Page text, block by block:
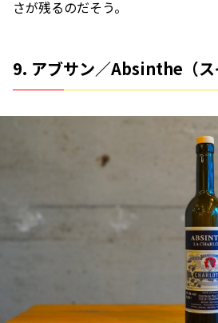
さが残るのだそう。
9. アブサン／Absinthe（ス